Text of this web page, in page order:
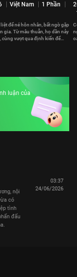
Việt Nam
1 Phần
để né hôn nhân, bất ngờ gặp
gia. Từ mâu thuẫn, họ dần nảy
cùng vượt qua định kiến để
luận của
nội
có
tình
đấu
03:37
24/06/2026